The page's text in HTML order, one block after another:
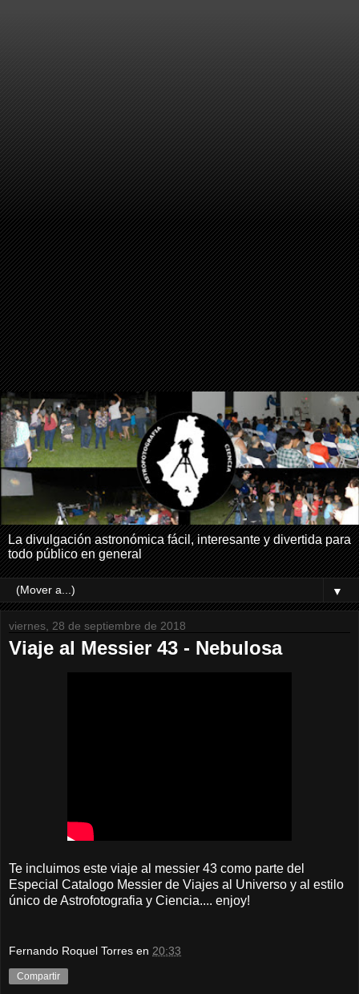
La divulgación astronómica fácil, interesante y divertida para
todo público en general
▼
viernes, 28 de septiembre de 2018
Viaje al Messier 43 - Nebulosa
Te incluimos este viaje al messier 43 como parte del
Especial Catalogo Messier de Viajes al Universo y al estilo
único de Astrofotografia y Ciencia.... enjoy!
Fernando Roquel Torres en 20:33
Compartir